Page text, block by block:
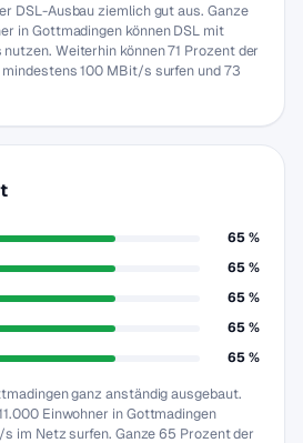
DSL-Ausbau ziemlich gut aus. Ganze
in Gottmadingen können DSL mit
Weiterhin können 71 Prozent der
100 MBit/s surfen und 73
65 %
65 %
65 %
65 %
65 %
ganz anständig ausgebaut.
Einwohner in Gottmadingen
im Netz surfen. Ganze 65 Prozent der